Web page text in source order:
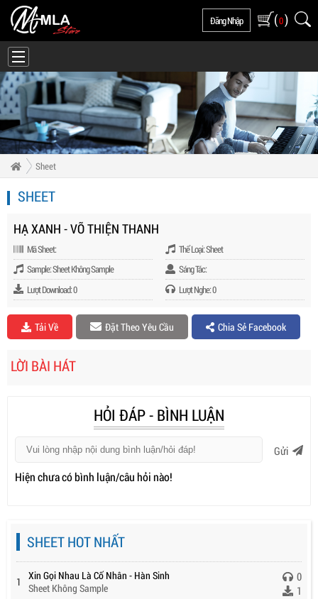
Đăng Nhập (0)
Sheet
SHEET
HẠ XANH - VÕ THIỆN THANH
Mã Sheet:
Thể Loại: Sheet
Sample: Sheet Không Sample
Sáng Tác:
Lượt Download: 0
Lượt Nghe: 0
Tải Về Đặt Theo Yêu Cầu Chia Sẻ Facebook
LỜI BÀI HÁT
HỎI ĐÁP - BÌNH LUẬN
Gửi
Hiện chưa có bình luận/câu hỏi nào!
SHEET HOT NHẤT
1
Xin Gọi Nhau Là Cố Nhân - Hàn Sinh
Sheet Không Sample
0
1